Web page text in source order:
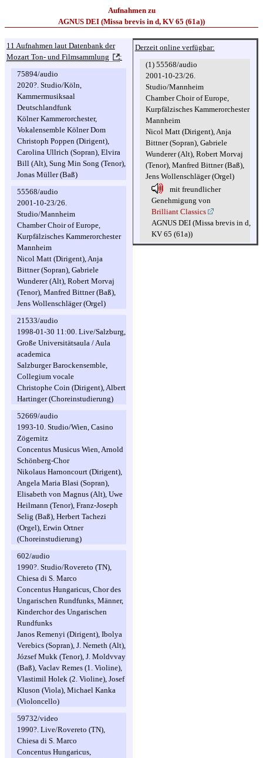
Aufnahmen zu
AGNUS DEI (Missa brevis in d, KV 65 (61a))
11 Aufnahmen laut Datenbank der
Mozart Ton- und Filmsammlung
:
75894/audio
2020?. Studio/Köln,
Kammermusiksaal
Deutschlandfunk
Kölner Kammerorchester,
Vokalensemble Kölner Dom
Christoph Poppen (Dirigent),
Carolina Ullrich (Sopran), Elvira
Bill (Alt), Sung Min Song (Tenor),
Jonas Müller (Baß)
55568/audio
2001-10-23/26.
Studio/Mannheim
Chamber Choir of Europe,
Kurpfälzisches Kammerorchester
Mannheim
Nicol Matt (Dirigent), Anja
Bittner (Sopran), Gabriele
Wunderer (Alt), Robert Morvaj
(Tenor), Manfred Bittner (Baß),
Jens Wollenschläger (Orgel)
21533/audio
1998-01-30 11:00. Live/Salzburg,
Große Universitätsaula / Aula
academica
Salzburger Barockensemble,
Collegium vocale
Christophe Coin (Dirigent), Albert
Hartinger (Choreinstudierung)
52669/audio
1993-10. Studio/Wien, Casino
Zögernitz
Concentus Musicus Wien, Arnold
Schönberg-Chor
Nikolaus Harnoncourt (Dirigent),
Angela Maria Blasi (Sopran),
Elisabeth von Magnus (Alt), Uwe
Heilmann (Tenor), Franz-Joseph
Selig (Baß), Herbert Tachezi
(Orgel), Erwin Ortner
(Choreinstudierung)
602/audio
1990?. Studio/Rovereto (TN),
Chiesa di S. Marco
Concentus Hungaricus, Chor des
Ungarischen Rundfunks, Männer,
Kinderchor des Ungarischen
Rundfunks
Janos Remenyi (Dirigent), Ibolya
Verebics (Sopran), J. Nemeth (Alt),
József Mukk (Tenor), J. Moldvvay
(Baß), Vaclav Remes (1. Violine),
Vlastimil Holek (2. Violine), Josef
Kluson (Viola), Michael Kanka
(Violoncello)
59732/video
1990?. Live/Rovereto (TN),
Chiesa di S. Marco
Concentus Hungaricus,
Derzeit online verfügbar:
(1) 55568/audio
2001-10-23/26.
Studio/Mannheim
Chamber Choir of Europe,
Kurpfälzisches Kammerorchester
Mannheim
Nicol Matt (Dirigent), Anja
Bittner (Sopran), Gabriele
Wunderer (Alt), Robert Morvaj
(Tenor), Manfred Bittner (Baß),
Jens Wollenschläger (Orgel)
mit freundlicher
Genehmigung von
Brilliant Classics
AGNUS DEI (Missa brevis in d,
KV 65 (61a))